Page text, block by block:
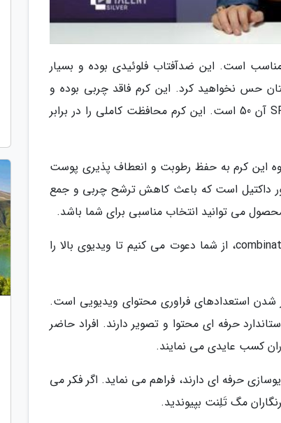
است. این ضدآفتاب فلوئیدی بوده و بسیار
حس نخواهید کرد. این کرم فاقد چربی بوده و
سریعا جذب پوست می گردد. حجم این محصول 40 میلی لیتر بوده و SPF آن 50 است. این کرم محافظت کاملی را در برابر
این کرم به حفظ رطوبت و انعطاف پذیری پوست
داکتیل است که باعث کاهش ترشح چربی و جمع
می توانید انتخاب مناسبی برای شما باشد.
برای آنالیز بهتر و آشنایی بیشتر با فلوئید ضدآفتاب اسکین وان مدل combination، از شما دعوت می کنیم تا ویدیوی بالا را
استعدادهای فراوری محتوای ویدیویی است.
حرفه ای محتوا و تصویر دارند. افراد حاضر
کسب عایدی می نمایند.
حرفه ای دارند، فراهم می نماید. اگر فکر می
مگ تَلِنت بپیوندید.